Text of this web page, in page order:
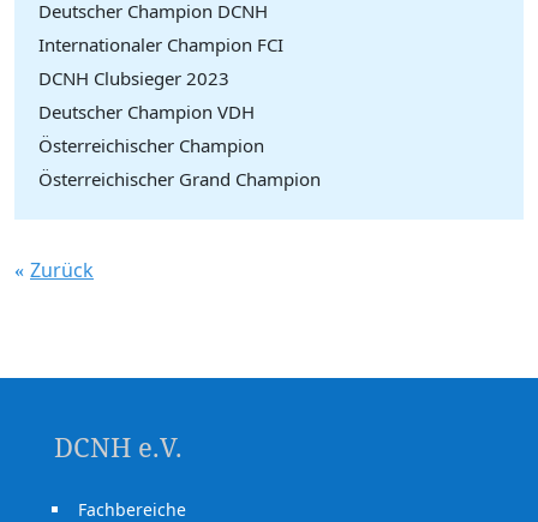
Deutscher Champion DCNH
Internationaler Champion FCI
DCNH Clubsieger 2023
Deutscher Champion VDH
Österreichischer Champion
Österreichischer Grand Champion
Zurück
DCNH e.V.
Fachbereiche